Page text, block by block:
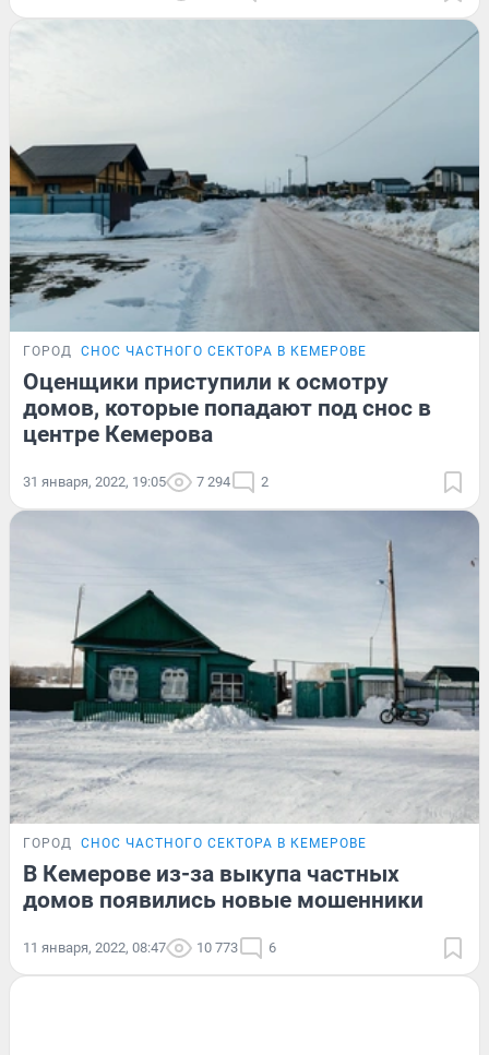
ГОРОД СНОС ЧАСТНОГО СЕКТОРА В КЕМЕРОВЕ
Оценщики приступили к осмотру
домов, которые попадают под снос в
центре Кемерова
31 января, 2022, 19:05 7 294 2
ГОРОД СНОС ЧАСТНОГО СЕКТОРА В КЕМЕРОВЕ
В Кемерове из-за выкупа частных
домов появились новые мошенники
11 января, 2022, 08:47 10 773 6